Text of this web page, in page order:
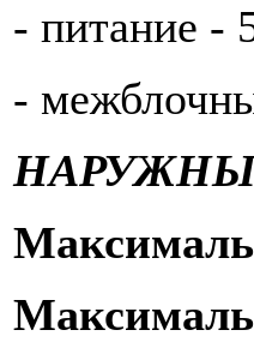
- питание -
-